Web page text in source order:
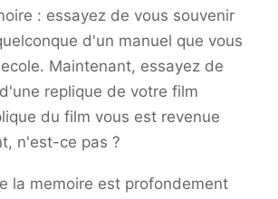
: essayez de vous souvenir
d'un manuel que vous
Maintenant, essayez de
replique de votre film
du film vous est revenue
n'est-ce pas ?
la memoire est profondement